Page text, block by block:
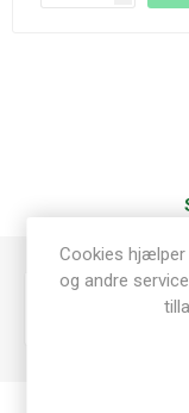
Scrapbooking
Cookies hjælper
og andre